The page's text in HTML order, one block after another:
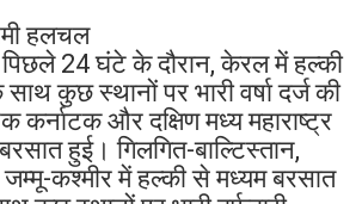
हलचल
24 घंटे के दौरान, केरल में हल्की
कुछ स्थानों पर भारी वर्षा दर्ज की
कर्नाटक और दक्षिण मध्य महाराष्ट्र
हुई। गिलगित-बाल्टिस्तान,
कश्मीर में हल्की से मध्यम बरसात